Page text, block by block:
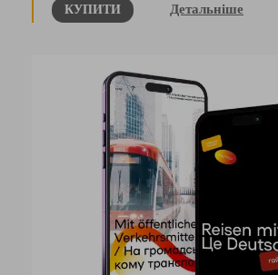
КУПИТИ Детальніше